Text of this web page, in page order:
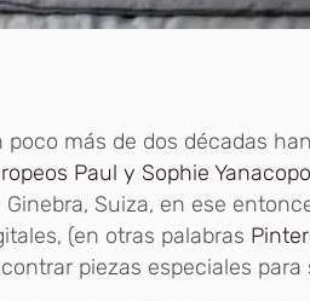
poco más de dos décadas
Paul y Sophie
Ginebra, Suiza, en ese
(en otras palabras
piezas especiales para